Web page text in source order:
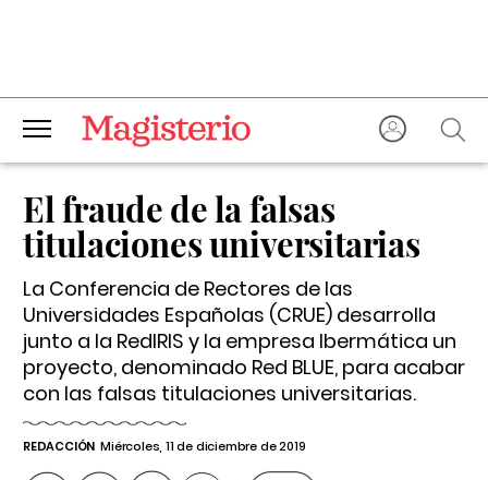
El fraude de la falsas
titulaciones universitarias
La Conferencia de Rectores de las
Universidades Españolas (CRUE) desarrolla
junto a la RedIRIS y la empresa Ibermática un
proyecto, denominado Red BLUE, para acabar
con las falsas titulaciones universitarias.
REDACCIÓN Miércoles, 11 de diciembre de 2019